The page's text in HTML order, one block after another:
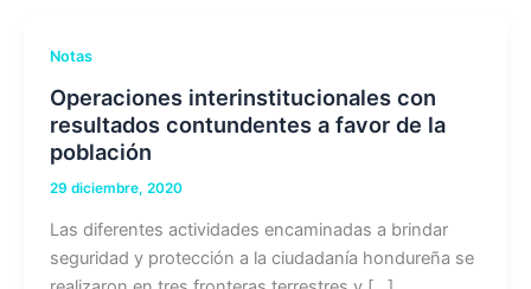
Notas
Operaciones interinstitucionales con
resultados contundentes a favor de la
población
29 diciembre, 2020
Las diferentes actividades encaminadas a brindar
seguridad y protección a la ciudadanía hondureña se